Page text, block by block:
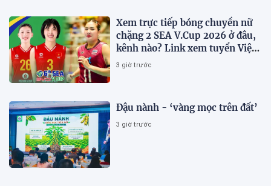
Xem trực tiếp bóng chuyền nữ
chặng 2 SEA V.Cup 2026 ở đâu,
kênh nào? Link xem tuyển Việt
Nam thi đấu
3 giờ trước
Đậu nành - ‘vàng mọc trên đất’
3 giờ trước